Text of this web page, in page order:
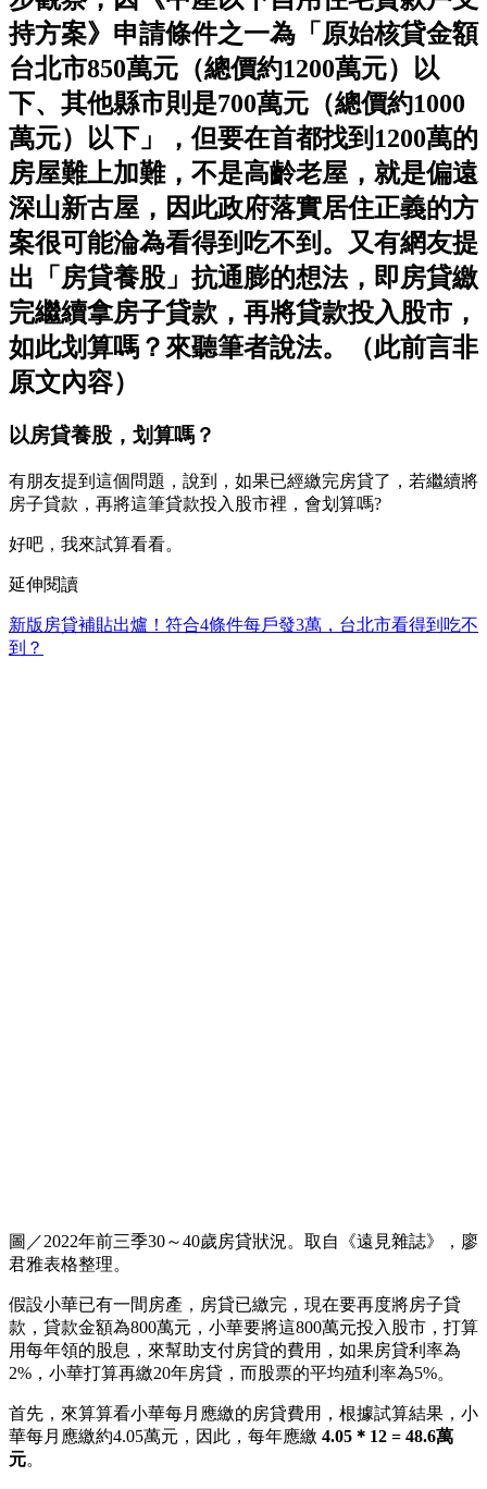
持方案》申請條件之一為「原始核貸金額
台北市850萬元（總價約1200萬元）以
下、其他縣市則是700萬元（總價約1000
萬元）以下」，但要在首都找到1200萬的
房屋難上加難，不是高齡老屋，就是偏遠
深山新古屋，因此政府落實居住正義的方
案很可能淪為看得到吃不到。又有網友提
出「房貸養股」抗通膨的想法，即房貸繳
完繼續拿房子貸款，再將貸款投入股市，
如此划算嗎？來聽筆者說法。（此前言非
原文內容）
以房貸養股，划算嗎？
有朋友提到這個問題，說到，如果已經繳完房貸了，若繼續將
房子貸款，再將這筆貸款投入股市裡，會划算嗎?
好吧，我來試算看看。
延伸閱讀
新版房貸補貼出爐！符合4條件每戶發3萬，台北市看得到吃不
到？
圖／2022年前三季30～40歲房貸狀況。取自《遠見雜誌》，廖
君雅表格整理。
假設小華已有一間房產，房貸已繳完，現在要再度將房子貸
款，貸款金額為800萬元，小華要將這800萬元投入股市，打算
用每年領的股息，來幫助支付房貸的費用，如果房貸利率為
2%，小華打算再繳20年房貸，而股票的平均殖利率為5%。
首先，來算算看小華每月應繳的房貸費用，根據試算結果，小
華每月應繳約4.05萬元，因此，每年應繳 4.05＊12 = 48.6萬
元。